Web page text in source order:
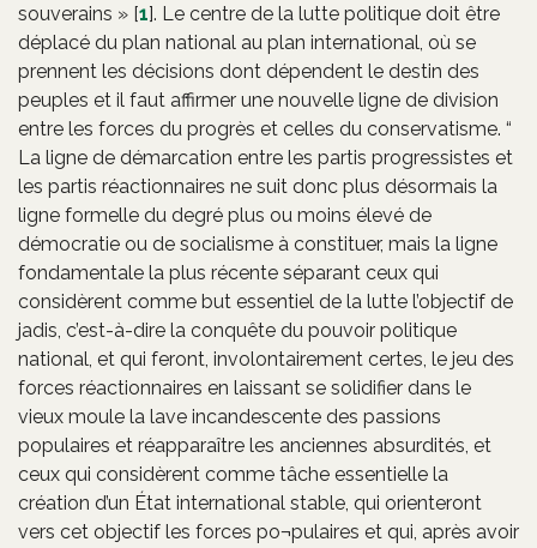
souverains » [1]. Le centre de la lutte politique doit être
déplacé du plan national au plan international, où se
prennent les décisions dont dépendent le destin des
peuples et il faut affirmer une nouvelle ligne de division
entre les forces du progrès et celles du conservatisme. “
La ligne de démarcation entre les partis progressistes et
les partis réactionnaires ne suit donc plus désormais la
ligne formelle du degré plus ou moins élevé de
démocratie ou de socialisme à constituer, mais la ligne
fondamentale la plus récente séparant ceux qui
considèrent comme but essentiel de la lutte l’objectif de
jadis, c’est-à-dire la conquête du pouvoir politique
national, et qui feront, involontairement certes, le jeu des
forces réactionnaires en laissant se solidifier dans le
vieux moule la lave incandescente des passions
populaires et réapparaître les anciennes absurdités, et
ceux qui considèrent comme tâche essentielle la
création d’un État international stable, qui orienteront
vers cet objectif les forces po¬pulaires et qui, après avoir